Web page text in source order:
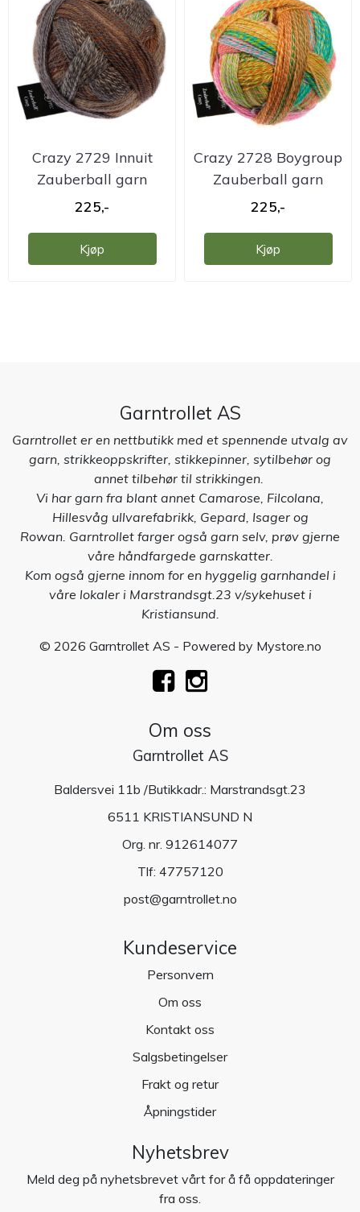
Crazy 2729 Innuit
Zauberball garn
225,-
Kjøp
Crazy 2728 Boygroup
Zauberball garn
225,-
Kjøp
Garntrollet AS
Garntrollet er en nettbutikk med et spennende utvalg av
garn, strikkeoppskrifter, stikkepinner, sytilbehør og
annet tilbehør til strikkingen.
Vi har garn fra blant annet Camarose, Filcolana,
Hillesvåg ullvarefabrikk, Gepard, Isager og
Rowan. Garntrollet farger også garn selv, prøv gjerne
våre håndfargede garnskatter.
Kom også gjerne innom for en hyggelig garnhandel i
våre lokaler i Marstrandsgt.23 v/sykehuset i
Kristiansund.
© 2026 Garntrollet AS - Powered by Mystore.no
Om oss
Garntrollet AS
Baldersvei 11b /Butikkadr.: Marstrandsgt.23
6511 KRISTIANSUND N
Org. nr. 912614077
Tlf: 47757120
post@garntrollet.no
Kundeservice
Personvern
Om oss
Kontakt oss
Salgsbetingelser
Frakt og retur
Åpningstider
Nyhetsbrev
Meld deg på nyhetsbrevet vårt for å få oppdateringer
fra oss.